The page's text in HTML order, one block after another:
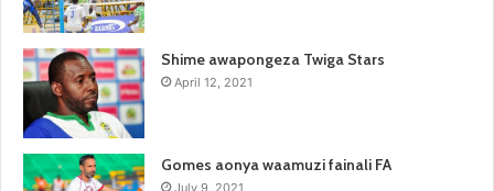
Shime awapongeza Twiga Stars
April 12, 2021
Gomes aonya waamuzi fainali FA